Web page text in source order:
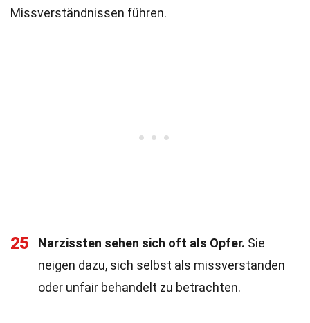
Missverständnissen führen.
25 Narzissten sehen sich oft als Opfer. Sie
neigen dazu, sich selbst als missverstanden
oder unfair behandelt zu betrachten.